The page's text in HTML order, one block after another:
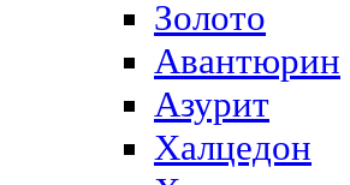
Золото
Авантюрин
Азурит
Халцедон